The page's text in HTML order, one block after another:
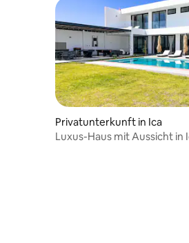
Privatunterkunft in Ica
Luxus-Haus mit Aussicht in